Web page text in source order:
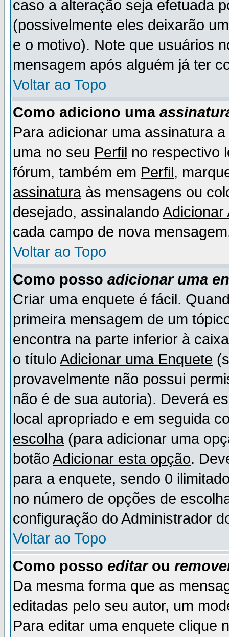
caso a alteração seja efetuada
(possivelmente eles deixarão
e o motivo). Note que usuários
mensagem após alguém já ter
Voltar ao Topo
Como adiciono uma
Para adicionar uma assinatura
uma no seu Perfil no respectivo
fórum, também em Perfil,
assinaturaàs mensagens ou
desejado, assinalando Adicionar
cada campo de nova
Voltar ao Topo
Como posso adicionar uma
Criar uma enquete é fácil.
primeira mensagem de um
encontra na parte inferior à
o título Adicionar uma Enquete
provavelmente não possui
não é de sua autoria). Deverá
local apropriado e em seguida
escolha (para adicionar uma
botão Adicionar esta opção.
para a enquete, sendo 0
no número de opções de
configuração do Administrador
Voltar ao Topo
Como posso editarou
Da mesma forma que as
editadas pelo seu autor, um
Para editar uma enquete clique